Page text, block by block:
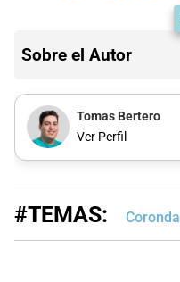
Sobre el Autor
Tomas Bertero
Ver Perfil
#TEMAS: Coronda